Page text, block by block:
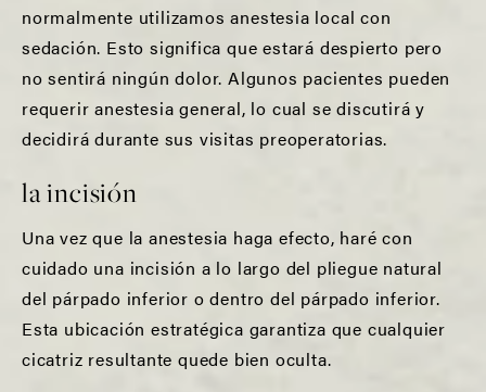
normalmente utilizamos anestesia local con
sedación. Esto significa que estará despierto pero
no sentirá ningún dolor. Algunos pacientes pueden
requerir anestesia general, lo cual se discutirá y
decidirá durante sus visitas preoperatorias.
la incisión
Una vez que la anestesia haga efecto, haré con
cuidado una incisión a lo largo del pliegue natural
del párpado inferior o dentro del párpado inferior.
Esta ubicación estratégica garantiza que cualquier
cicatriz resultante quede bien oculta.